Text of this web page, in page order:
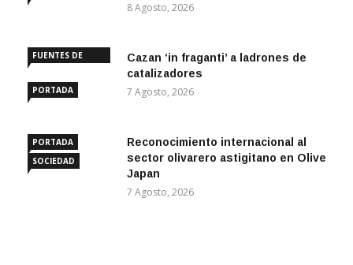
8 Agosto, 2026
FUENTES DE
PORTADA
Cazan ‘in fraganti’ a ladrones de
catalizadores
7 Agosto, 2026
PORTADA
SOCIEDAD
Reconocimiento internacional al
sector olivarero astigitano en Olive
Japan
7 Agosto, 2026